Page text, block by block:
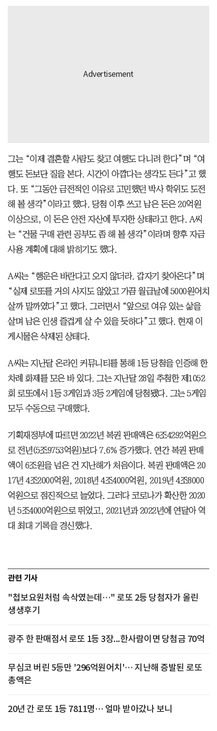
그는 “이제 결혼할 사람도 찾고 여행도 다니려 한다”며 “여
행도 돈보단 질을 본다. 시간이 아깝다는 생각도 든다”고 했
다. 또 “그동안 금전적인 이유로 고민했던 박사 학위도 도전
해 볼 생각”이라고 했다. 당첨 이후 쓰고 남은 돈은 20억원
이상으로, 이 돈은 안전 자산에 투자한 상태라고 한다. A씨
는 “건물 구매 관련 공부도 좀 해 볼 생각”이라며 향후 자금
사용 계획에 대해 밝히기도 했다.
A씨는 “행운은 바란다고 오지 않더라. 갑자기 찾아온다”며
“실제 로또를 거의 사지도 않았고 가끔 월급날에 5000원어치
살까 말까였다”고 했다. 그러면서 “앞으로 여유 있는 삶을
살며 남은 인생 즐겁게 살 수 있을 듯하다”고 했다. 현재 이
게시물은 삭제된 상태다.
A씨는 지난달 온라인 커뮤니티를 통해 1등 당첨을 인증해 한
차례 화제를 모은 바 있다. 그는 지난달 28일 추첨한 제1052
회 로또에서 1등 3게임과 3등 2게임에 당첨됐다. 그는 5게임
모두 수동으로 구매했다.
기획재정부에 따르면 2022년 복권 판매액은 6조4292억원으
로 전년(5조9753억원)보다 7.6% 증가했다. 연간 복권 판매
액이 6조원을 넘은 건 지난해가 처음이다. 복권 판매액은 20
17년 4조2000억원, 2018년 4조4000억원, 2019년 4조8000
억원으로 점진적으로 늘었다. 그러다 코로나가 확산한 2020
년 5조4000억원으로 뛰었고, 2021년과 2022년에 연달아 역
대 최대 기록을 경신했다.
관련 기사
"첩보요원처럼 속삭였는데…" 로또 2등 당첨자가 올린
생생후기
광주 한 판매점서 로또 1등 3장...한사람이면 당첨금 70억
무심코 버린 5등만 '296억원어치'… 지난해 증발된 로또
총액은
20년 간 로또 1등 7811명… 얼마 받아갔나 보니